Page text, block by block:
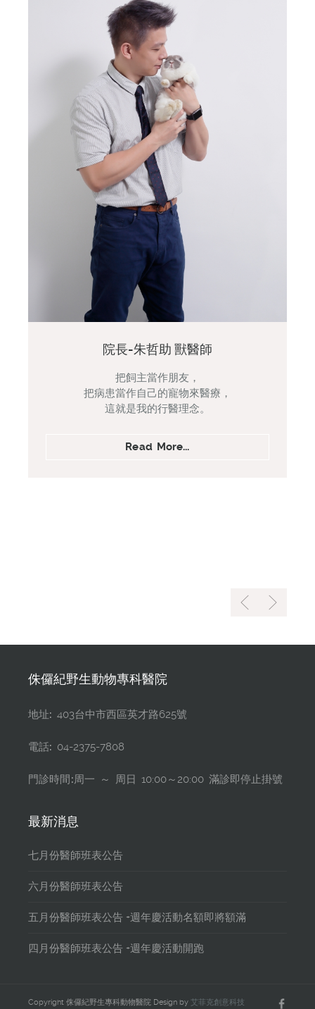
院長-朱哲助 獸醫師
把飼主當作朋友，
把病患當作自己的寵物來醫療，
這就是我的行醫理念。
Read More...
侏儸紀野生動物專科醫院
地址: 403台中市西區英才路625號
電話: 04-2375-7808
門診時間:周一 ～ 周日 10:00～20:00 滿診即停止掛號
最新消息
七月份醫師班表公告
六月份醫師班表公告
五月份醫師班表公告 +週年慶活動名額即將額滿
四月份醫師班表公告 +週年慶活動開跑
Copyright 侏儸紀野生專科動物醫院 Design by 艾菲克創意科技